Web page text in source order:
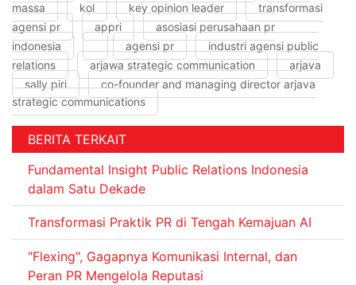
massa
kol key opinion leader
transformasi
agensi pr
appri
asosiasi perusahaan pr
indonesia
agensi pr
industri agensi public
relations
arjawa strategic communication
arjava
sally piri
co-founder and managing director arjava
strategic communications
BERITA TERKAIT
Fundamental Insight Public Relations Indonesia
dalam Satu Dekade
Transformasi Praktik PR di Tengah Kemajuan AI
"Flexing", Gagapnya Komunikasi Internal, dan
Peran PR Mengelola Reputasi